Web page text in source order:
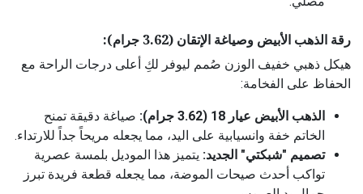
رقة الذهب الأبيض وصياغة الإتقان (3.62 جرام):
هيكل ذهبي خفيف الوزن صُمم ليوفر لكِ أعلى درجات الراحة مع
الحفاظ على الفخامة:
الذهب الأبيض عيار 18 (3.62 جرام):
صياغة دقيقة تمنح
الخاتم خفة وانسيابية على اليد، مما يجعله مريحاً جداً للارتداء.
تصميم "شبكتي" الجديد: يتميز هذا الموديل بلمسة عصرية
تواكب أحدث صيحات الموضة، مما يجعله قطعة فريدة تبرز